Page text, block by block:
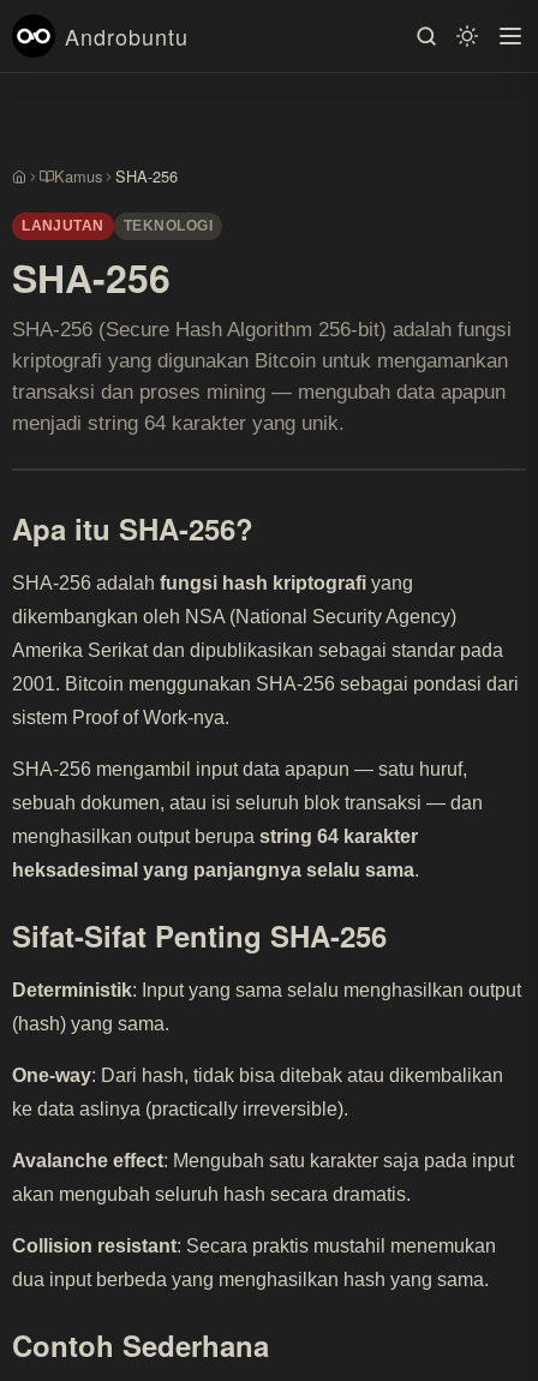
Androbuntu
BerandaKamus SHA-256
LANJUTAN TEKNOLOGI
SHA-256
SHA-256 (Secure Hash Algorithm 256-bit) adalah fungsi
kriptografi yang digunakan Bitcoin untuk mengamankan
transaksi dan proses mining — mengubah data apapun
menjadi string 64 karakter yang unik.
Apa itu SHA-256?
SHA-256 adalah fungsi hash kriptografi yang
dikembangkan oleh NSA (National Security Agency)
Amerika Serikat dan dipublikasikan sebagai standar pada
2001. Bitcoin menggunakan SHA-256 sebagai pondasi dari
sistem Proof of Work-nya.
SHA-256 mengambil input data apapun — satu huruf,
sebuah dokumen, atau isi seluruh blok transaksi — dan
menghasilkan output berupa string 64 karakter
heksadesimal yang panjangnya selalu sama.
Sifat-Sifat Penting SHA-256
Deterministik: Input yang sama selalu menghasilkan output
(hash) yang sama.
One-way: Dari hash, tidak bisa ditebak atau dikembalikan
ke data aslinya (practically irreversible).
Avalanche effect: Mengubah satu karakter saja pada input
akan mengubah seluruh hash secara dramatis.
Collision resistant: Secara praktis mustahil menemukan
dua input berbeda yang menghasilkan hash yang sama.
Contoh Sederhana